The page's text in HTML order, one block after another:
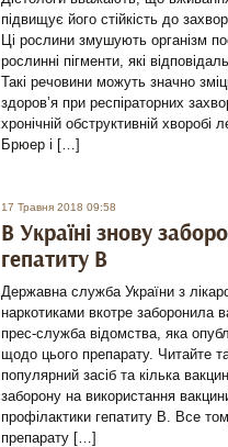
підвищує його стійкість до
Ці рослини змушують організм
рослинні пігменти, які
Такі речовини можуть значно
здоров’я при респіраторних
хронічній обструктивній
Брюер і […]
17 Травня 2018 09:58
В Україні знову
гепатиту B
Державна служба України з
наркотиками вкотре заборонила
прес-служба відомства, яка
щодо цього препарату. Читайте
популярний засіб та кілька
заборону на використання
профілактики гепатиту B. Все
препарату […]